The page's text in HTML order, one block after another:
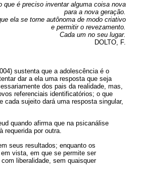
que é preciso inventar alguma coisa nova
para a nova geração.
ela se torne autônoma de modo criativo
e permitir o revezamento.
Cada um no seu lugar.
DOLTO, F.
sustenta que a adolescência é o
dar a ela uma resposta que seja
dos pais da realidade, mas,
referenciais identificatórios; o que
sujeito dará uma resposta singular,
quando afirma que na psicanálise
por outra.
seus resultados; enquanto os
vista, em que se permite ser
liberalidade, sem quaisquer